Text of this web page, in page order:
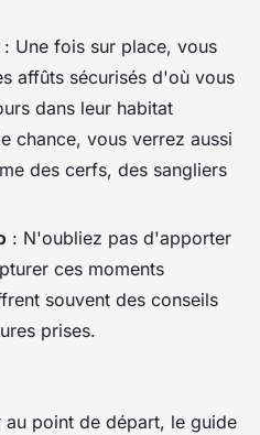
Une fois sur place, vous
affûts sécurisés d'où vous
dans leur habitat
chance, vous verrez aussi
des cerfs, des sangliers
: N'oubliez pas d'apporter
ces moments
souvent des conseils
prises.
au point de départ, le guide